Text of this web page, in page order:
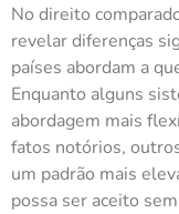
No direito
revelar diferenças
países abordam a
Enquanto alguns
abordagem mais
fatos notórios,
um padrão mais
possa ser aceito